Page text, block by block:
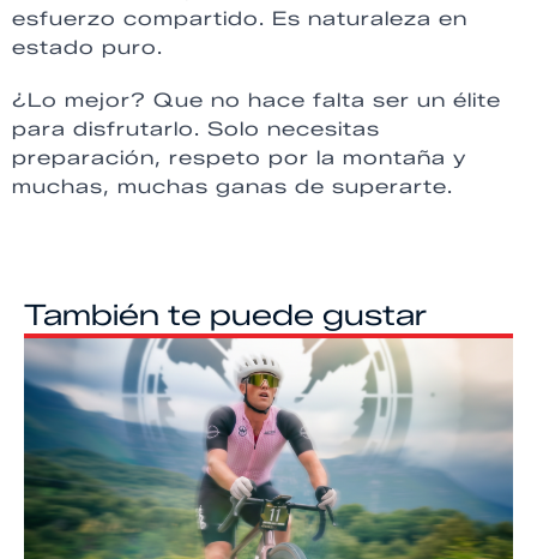
esfuerzo compartido. Es naturaleza en
estado puro.
¿Lo mejor? Que no hace falta ser un élite
para disfrutarlo. Solo necesitas
preparación, respeto por la montaña y
muchas, muchas ganas de superarte.
También te puede gustar